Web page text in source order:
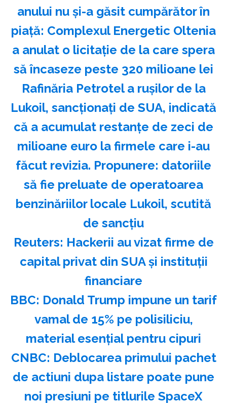
anului nu și-a găsit cumpărător în
piață: Complexul Energetic Oltenia
a anulat o licitație de la care spera
să încaseze peste 320 milioane lei
Rafinăria Petrotel a rușilor de la
Lukoil, sancționați de SUA, indicată
că a acumulat restanțe de zeci de
milioane euro la firmele care i-au
făcut revizia. Propunere: datoriile
să fie preluate de operatoarea
benzinăriilor locale Lukoil, scutită
de sancțiu
Reuters: Hackerii au vizat firme de
capital privat din SUA şi instituţii
financiare
BBC: Donald Trump impune un tarif
vamal de 15% pe polisiliciu,
material esenţial pentru cipuri
CNBC: Deblocarea primului pachet
de actiuni dupa listare poate pune
noi presiuni pe titlurile SpaceX